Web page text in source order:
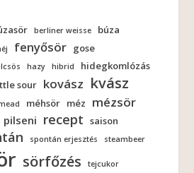
berliner weisse búza
fenyősör gose
hazy hibrid hidegkomlózás
sour kovász kvász
méhsör méz mézsör
pilseni recept saison
spontán erjesztés steambeer
sörfőzés
tejcukor